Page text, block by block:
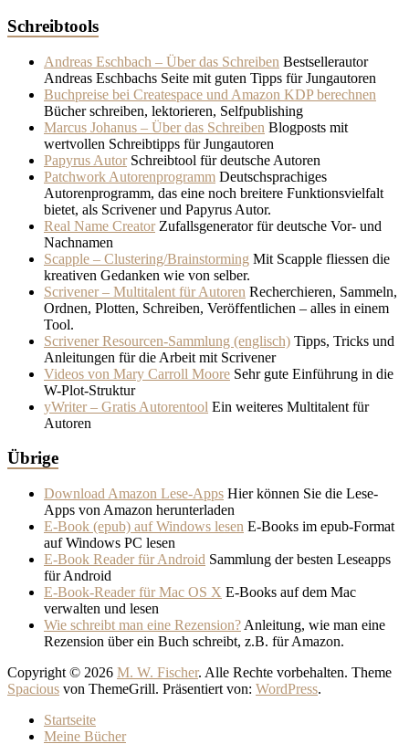
Schreibtools
Andreas Eschbach – Über das Schreiben Bestsellerautor
Andreas Eschbachs Seite mit guten Tipps für Jungautoren
Buchpreise bei Createspace und Amazon KDP berechnen
Bücher schreiben, lektorieren, Selfpublishing
Marcus Johanus – Über das Schreiben Blogposts mit
wertvollen Schreibtipps für Jungautoren
Papyrus AutorSchreibtool für deutsche Autoren
Patchwork Autorenprogramm Deutschsprachiges
Autorenprogramm, das eine noch breitere Funktionsvielfalt
bietet, als Scrivener und Papyrus Autor.
Real Name CreatorZufallsgenerator für deutsche Vor- und
Nachnamen
Scapple – Clustering/Brainstorming Mit Scapple fliessen die
kreativen Gedanken wie von selber.
Scrivener – Multitalent für Autoren Recherchieren, Sammeln,
Ordnen, Plotten, Schreiben, Veröffentlichen – alles in einem
Tool.
Scrivener Resourcen-Sammlung (englisch) Tipps, Tricks und
Anleitungen für die Arbeit mit Scrivener
Videos von Mary Carroll Moore Sehr gute Einführung in die
W-Plot-Struktur
yWriter – Gratis Autorentool Ein weiteres Multitalent für
Autoren
Übrige
Download Amazon Lese-Apps Hier können Sie die Lese-
Apps von Amazon herunterladen
E-Book (epub) auf Windows lesen E-Books im epub-Format
auf Windows PC lesen
E-Book Reader für Android Sammlung der besten Leseapps
für Android
E-Book-Reader für Mac OS X E-Books auf dem Mac
verwalten und lesen
Wie schreibt man eine Rezension? Anleitung, wie man eine
Rezension über ein Buch schreibt, z.B. für Amazon.
Copyright © 2026 M. W. Fischer. Alle Rechte vorbehalten. Theme
Spacious von ThemeGrill. Präsentiert von: WordPress.
Startseite
Meine Bücher